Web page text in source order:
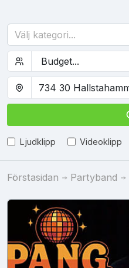
Välj kategori...
Ljudklipp Videoklipp
Förstasidan Partyband